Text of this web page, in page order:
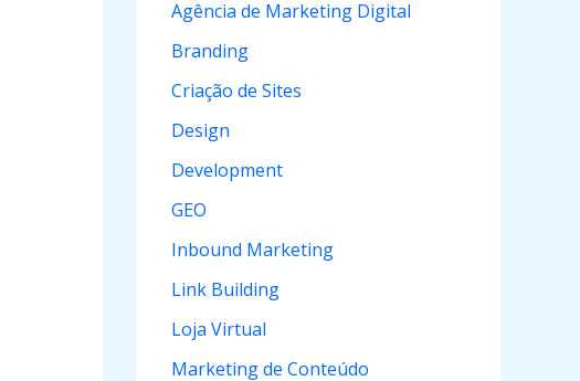
p
o
r
:
Agência de Marketing Digital
Branding
Criação de Sites
Design
Development
GEO
Inbound Marketing
Link Building
Loja Virtual
Marketing de Conteúdo